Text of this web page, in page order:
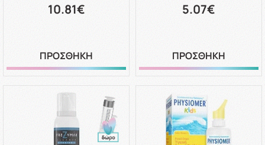
10.81€
ΠΡΟΣΘΗΚΗ
5.07€
ΠΡΟΣΘΗΚΗ